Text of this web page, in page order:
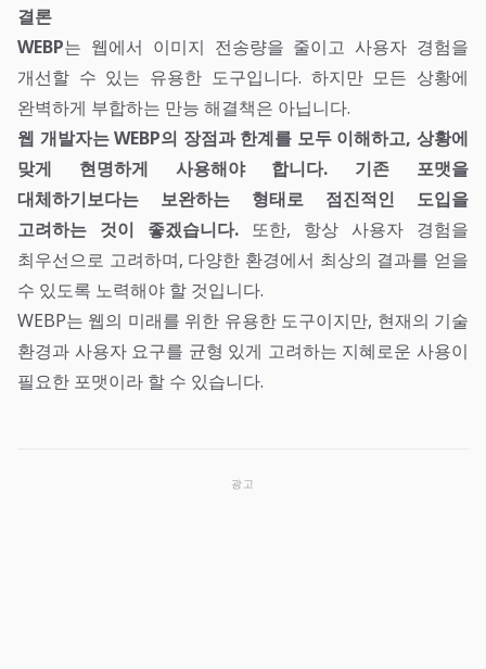
결론
WEBP는 웹에서 이미지 전송량을 줄이고 사용자 경험을
개선할 수 있는 유용한 도구입니다. 하지만 모든 상황에
완벽하게 부합하는 만능 해결책은 아닙니다.
웹 개발자는 WEBP의 장점과 한계를 모두 이해하고, 상황에
맞게 현명하게 사용해야 합니다. 기존 포맷을
대체하기보다는 보완하는 형태로 점진적인 도입을
고려하는 것이 좋겠습니다. 또한, 항상 사용자 경험을
최우선으로 고려하며, 다양한 환경에서 최상의 결과를 얻을
수 있도록 노력해야 할 것입니다.
WEBP는 웹의 미래를 위한 유용한 도구이지만, 현재의 기술
환경과 사용자 요구를 균형 있게 고려하는 지혜로운 사용이
필요한 포맷이라 할 수 있습니다.
광고